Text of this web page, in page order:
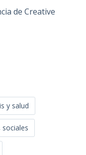
de Creative
y salud
sociales